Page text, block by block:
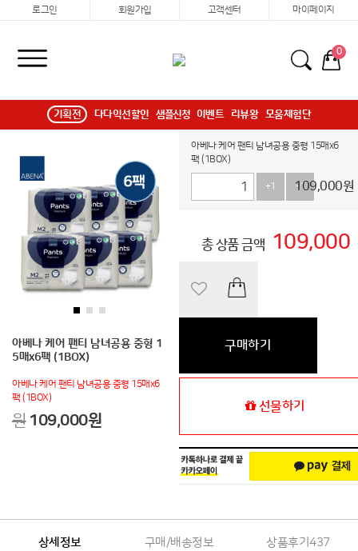
로그인 회원가입 고객센터 마이페이지
0
기획전 다다익선할인 샘플신청 이벤트 리뷰왕 모움체험단
아베나 케어 팬티 남녀공용 중형 1
5매x6팩 (1BOX)
아베나 케어 팬티 남녀공용 중형 15매x6
팩 (1BOX)
원 109,000원
아베나 케어 팬티 남녀공용 중형 15매x6
팩 (1BOX)
+1 -1
109,000원
총 상품 금액 109,000
구매하기
선물하기
상세정보 구매/배송정보 상품후기437